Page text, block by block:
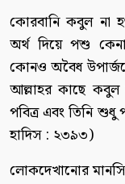
কোরবানি কবুল না
অর্থ দিয়ে পশু
কোনও অবৈধ
আল্লাহর কাছে কবুল
পবিত্র এবং তিনি শুধু
হাদিস : ২৩৯৩)
লোকদেখানোর